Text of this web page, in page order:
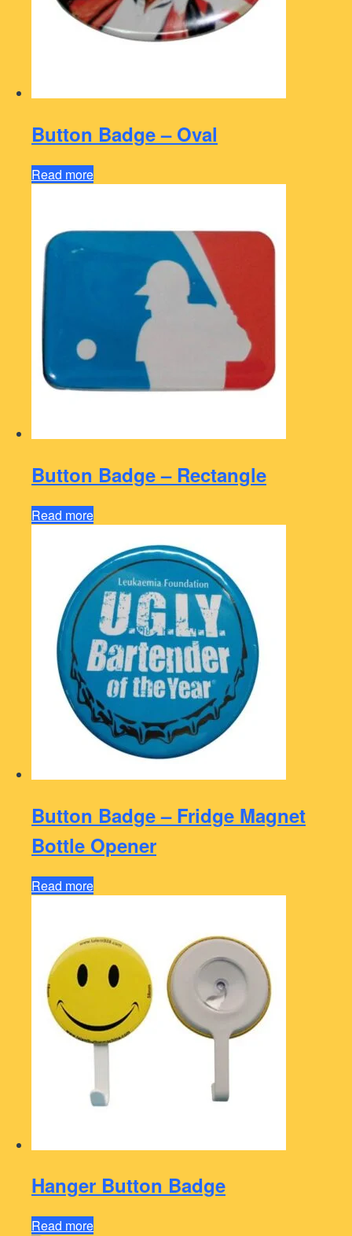
Button Badge – Oval
Read more
Button Badge – Rectangle
Read more
Button Badge – Fridge Magnet
Bottle Opener
Read more
Hanger Button Badge
Read more